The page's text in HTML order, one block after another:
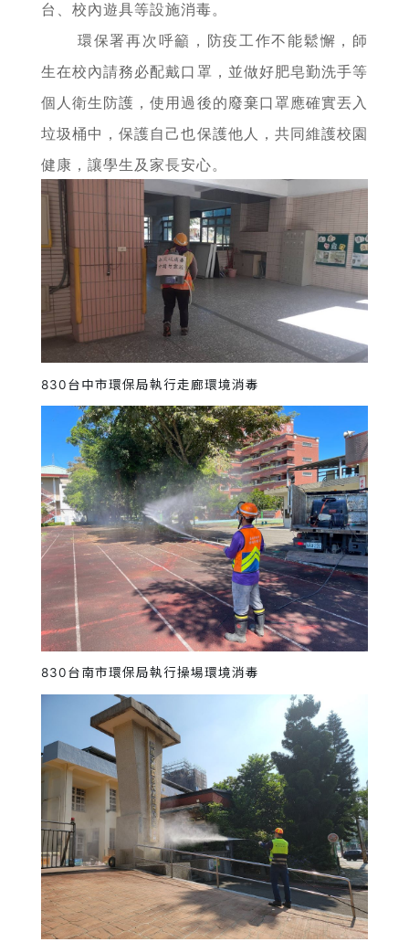
台、校內遊具等設施消毒。
環保署再次呼籲，防疫工作不能鬆懈，師
生在校內請務必配戴口罩，並做好肥皂勤洗手等
個人衛生防護，使用過後的廢棄口罩應確實丟入
垃圾桶中，保護自己也保護他人，共同維護校園
健康，讓學生及家長安心。
830台中市環保局執行走廊環境消毒
830台南市環保局執行操場環境消毒